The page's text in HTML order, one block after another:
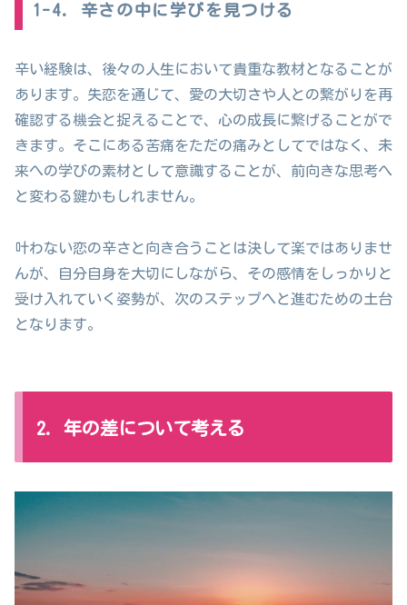
1-4. 辛さの中に学びを見つける
辛い経験は、後々の人生において貴重な教材となることが
あります。失恋を通じて、愛の大切さや人との繋がりを再
確認する機会と捉えることで、心の成長に繋げることがで
きます。そこにある苦痛をただの痛みとしてではなく、未
来への学びの素材として意識することが、前向きな思考へ
と変わる鍵かもしれません。
叶わない恋の辛さと向き合うことは決して楽ではありませ
んが、自分自身を大切にしながら、その感情をしっかりと
受け入れていく姿勢が、次のステップへと進むための土台
となります。
2. 年の差について考える